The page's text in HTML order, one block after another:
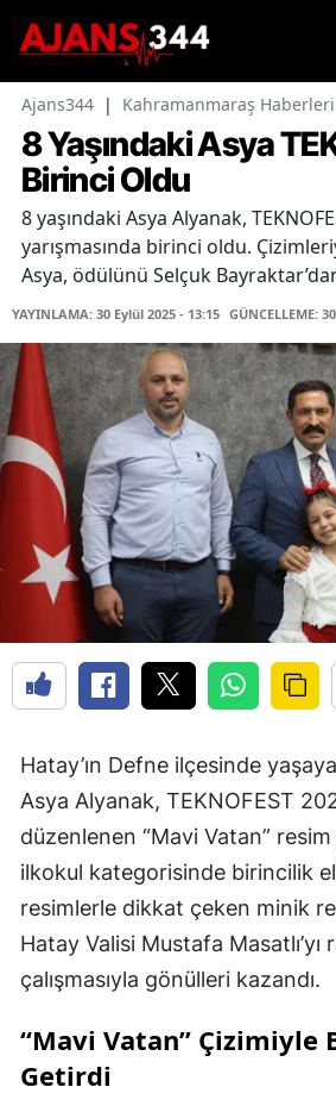
Ajans344 | Kahramanmaraş Haberleri
8 Yaşındaki Asya
Birinci Oldu
8 yaşındaki Asya Alyanak,
yarışmasında birinci oldu.
Asya, ödülünü Selçuk
YAYINLAMA: 30 Eylül 2025 - 13:15 GÜNCELLEME:
Hatay’ın Defne ilçesinde
Asya Alyanak, TEKNOFEST
düzenlenen “Mavi Vatan” resim
ilkokul kategorisinde birincilik
resimlerle dikkat çeken minik
Hatay Valisi Mustafa Masatlı’yı
çalışmasıyla gönülleri kazandı.
“Mavi Vatan” Çizimiyle
Getirdi